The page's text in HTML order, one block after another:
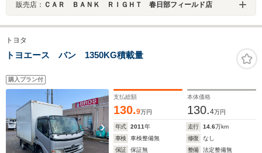
販売店： ＣＡＲ ＢＡＮＫ ＲＩＧＨＴ 春日部フィールド店
トヨタ
トヨエース バン 1350KG積載量
購入プラン付
支払総額
130.9万円
本体価格
130.4万円
年式 2011年 走行 14.6万km
車検
車検整備無 修復
なし
保証
保証無 整備
法定整備無